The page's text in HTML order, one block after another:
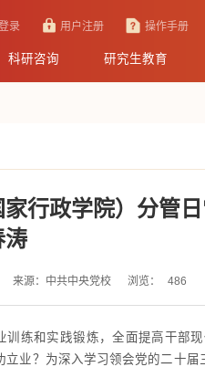
录 用户注册 操作手册
科研咨询 研究生教育
行政学院）分管日
涛
来源：中共中央党校 浏览： 486
练和实践锻炼，全面提高干部
业？为深入学习领会党的二十